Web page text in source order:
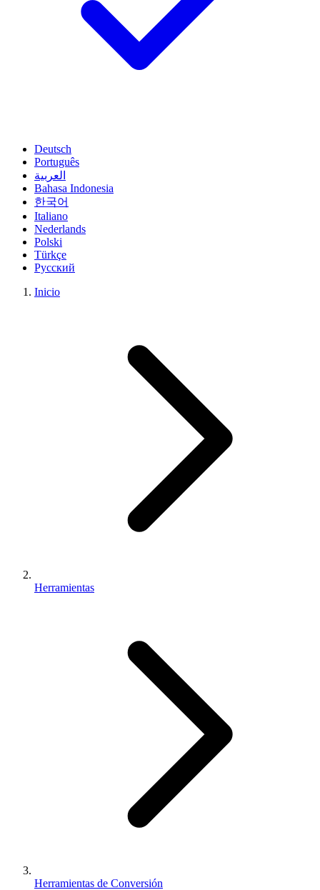
Deutsch
Português
العربية
Bahasa Indonesia
한국어
Italiano
Nederlands
Polski
Türkçe
Русский
Inicio
Herramientas
Herramientas de Conversión